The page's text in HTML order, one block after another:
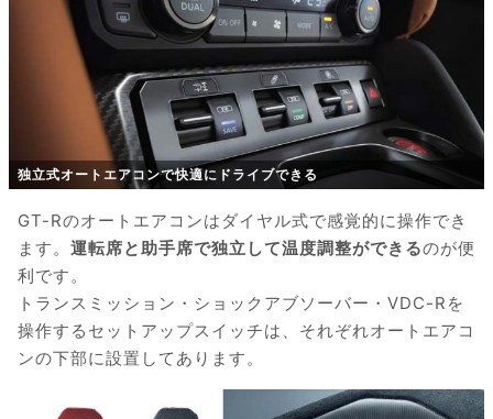
独立式オートエアコンで快適にドライブできる
GT-Rのオートエアコンはダイヤル式で感覚的に操作でき
ます。 運転席と助手席で独立して温度調整ができるのが便
利です。
トランスミッション・ショックアブソーバー・VDC-Rを
操作するセットアップスイッチは、それぞれオートエアコ
ンの下部に設置してあります。